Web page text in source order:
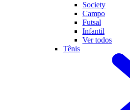
Society
Campo
Futsal
Infantil
Ver todos
Tênis